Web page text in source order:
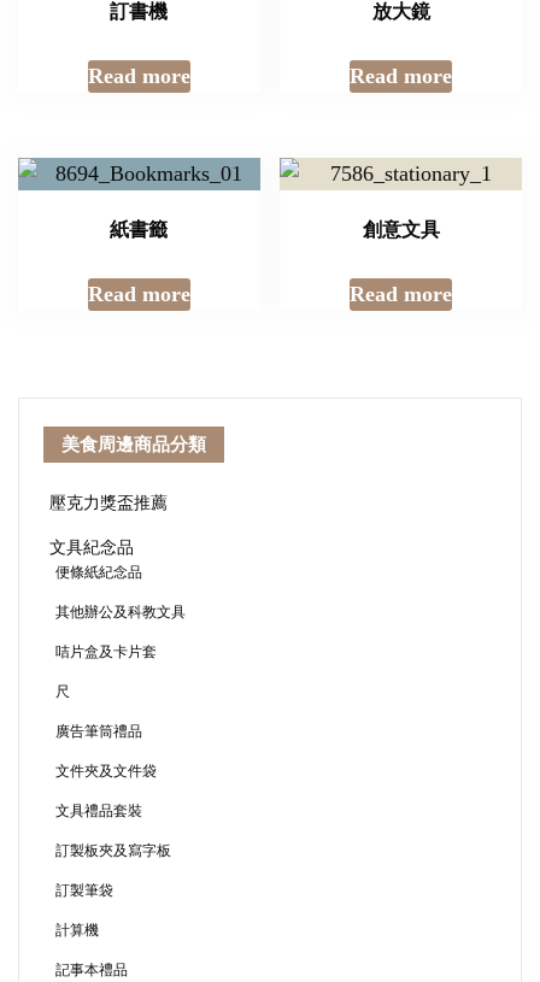
訂書機
Read more
放大鏡
Read more
紙書籤
Read more
創意文具
Read more
美食周邊商品分類
壓克力獎盃推薦
文具紀念品
便條紙紀念品
其他辦公及科教文具
咭片盒及卡片套
尺
廣告筆筒禮品
文件夾及文件袋
文具禮品套裝
訂製板夾及寫字板
訂製筆袋
計算機
記事本禮品